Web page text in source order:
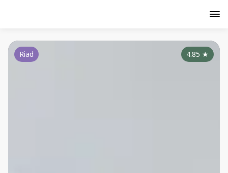
4.85 ★
Riad